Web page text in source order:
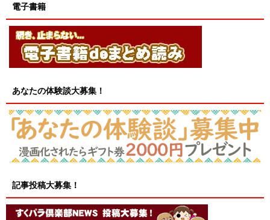
電子書籍
あなたの体験談大募集！
記事投稿大募集！